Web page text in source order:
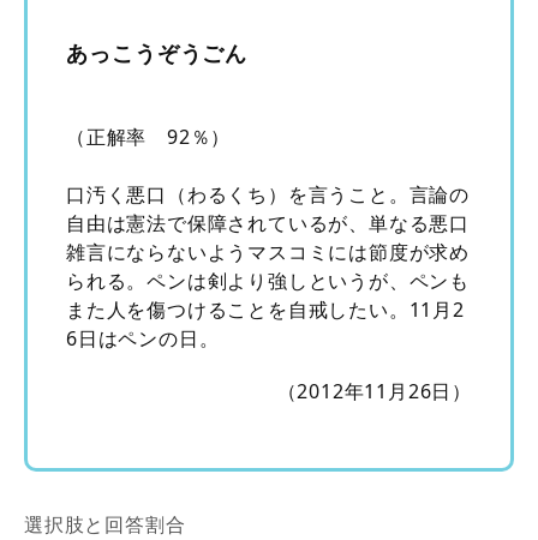
あっこうぞうごん
（正解率 92％）
口汚く悪口（わるくち）を言うこと。言論の
自由は憲法で保障されているが、単なる悪口
雑言にならないようマスコミには節度が求め
られる。ペンは剣より強しというが、ペンも
また人を傷つけることを自戒したい。11月2
6日はペンの日。
（2012年11月26日）
選択肢と回答割合